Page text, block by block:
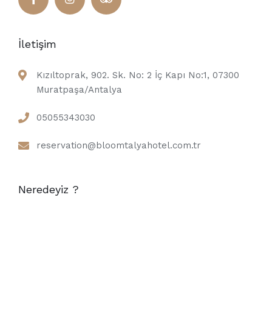
İletişim
Kızıltoprak, 902. Sk. No: 2 İç Kapı No:1, 07300
Muratpaşa/Antalya
05055343030
reservation@bloomtalyahotel.com.tr
Neredeyiz ?